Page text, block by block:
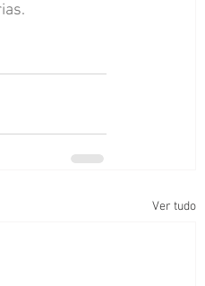
Ver tudo